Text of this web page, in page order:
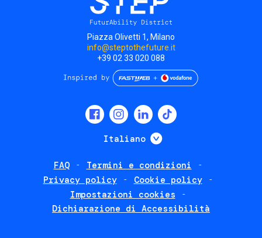
Piazza Olivetti 1, Milano
info@steptothefuture.it
+39 02 33 020 088
Italiano Mostra ulteriori
FAQ
Termini e condizioni
Privacy policy
Cookie policy
Impostazioni cookies
Dichiarazione di Accessibilità